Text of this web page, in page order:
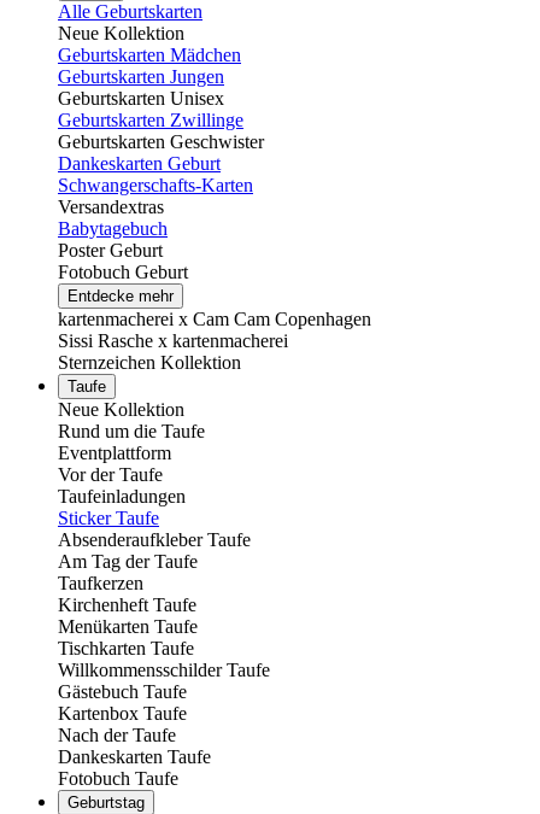
Alle Geburtskarten
Neue Kollektion
Geburtskarten Mädchen
Geburtskarten Jungen
Geburtskarten Unisex
Geburtskarten Zwillinge
Geburtskarten Geschwister
Dankeskarten Geburt
Schwangerschafts-Karten
Versandextras
Babytagebuch
Poster Geburt
Fotobuch Geburt
Entdecke mehr
kartenmacherei x Cam Cam Copenhagen
Sissi Rasche x kartenmacherei
Sternzeichen Kollektion
Taufe
Neue Kollektion
Rund um die Taufe
Eventplattform
Vor der Taufe
Taufeinladungen
Sticker Taufe
Absenderaufkleber Taufe
Am Tag der Taufe
Taufkerzen
Kirchenheft Taufe
Menükarten Taufe
Tischkarten Taufe
Willkommensschilder Taufe
Gästebuch Taufe
Kartenbox Taufe
Nach der Taufe
Dankeskarten Taufe
Fotobuch Taufe
Geburtstag